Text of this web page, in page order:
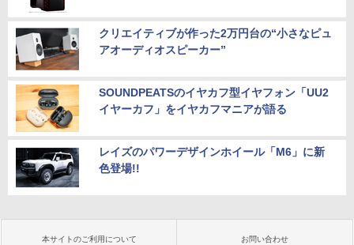
クリエイティブが作った2万円台の“小さなピュ
アオーディオスピーカー”
SOUNDPEATSのイヤカフ型イヤフォン「UU2
イヤーカフ」をイヤカフマニアが語る
レイズのパワーデザインホイール「M6」に新
色登場!!
本サイトのご利用について お問い合わせ